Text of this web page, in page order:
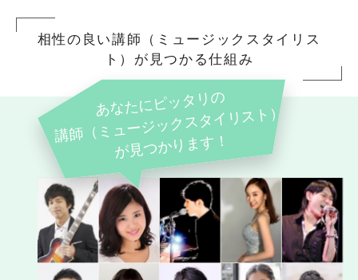
相性の良い講師（ミュージックスタイリス
ト）が見つかる仕組み